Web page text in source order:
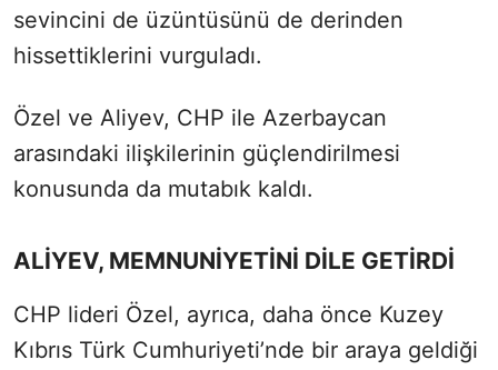
sevincini de üzüntüsünü de derinden
hissettiklerini vurguladı.
Özel ve Aliyev, CHP ile Azerbaycan
arasındaki ilişkilerinin güçlendirilmesi
konusunda da mutabık kaldı.
ALİYEV, MEMNUNİYETİNİ DİLE GETİRDİ
CHP lideri Özel, ayrıca, daha önce Kuzey
Kıbrıs Türk Cumhuriyeti’nde bir araya geldiği